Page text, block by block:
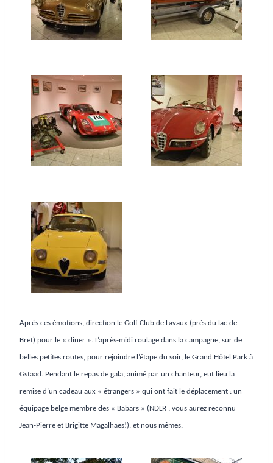
Après ces émotions, direction le Golf Club de Lavaux (près du lac de
Bret) pour le « dîner ». L’après-midi roulage dans la campagne, sur de
belles petites routes, pour rejoindre l’étape du soir, le Grand Hôtel Park à
Gstaad. Pendant le repas de gala, animé par un chanteur, eut lieu la
remise d’un cadeau aux « étrangers » qui ont fait le déplacement : un
équipage belge membre des « Babars » (NDLR : vous aurez reconnu
Jean-Pierre et Brigitte Magalhaes!), et nous mêmes.